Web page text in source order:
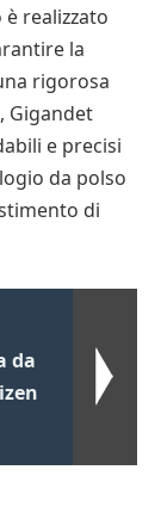
realizzato
la
rigorosa
Gigandet
e precisi
da polso
di
da